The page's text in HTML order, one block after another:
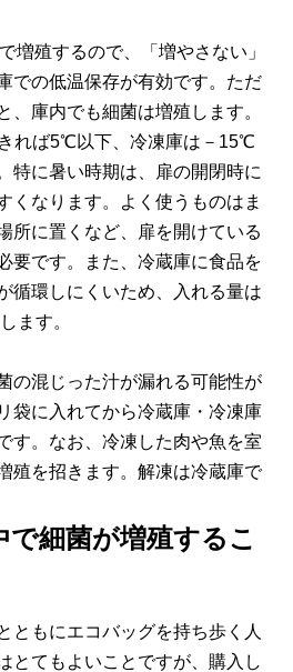
増殖するので、「増やさない」
での低温保存が有効です。ただ
、庫内でも細菌は増殖します。
れば5℃以下、冷凍庫は－15℃
特に暑い時期は、扉の開閉時に
くなります。よく使うものはま
所に置くなど、扉を開けている
要です。また、冷蔵庫に食品を
循環しにくいため、入れる量は
ます。
の混じった汁が漏れる可能性が
袋に入れてから冷蔵庫・冷凍庫
す。なお、冷凍した肉や魚を室
殖を招きます。解凍は冷蔵庫で
細菌が増殖するこ
ともにエコバッグを持ち歩く人
とてもよいことですが、購入し